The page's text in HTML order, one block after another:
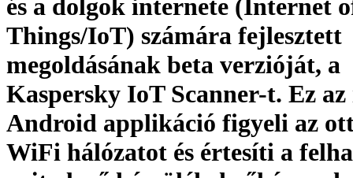
és a dolgok internete (Internet
Things/IoT) számára fejlesztett
megoldásának beta verzióját, a
Kaspersky IoT Scanner-t. Ez az
Android applikáció figyeli az
WiFi hálózatot és értesíti a